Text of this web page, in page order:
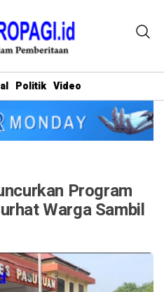
Politik Video
Program
Warga Sambil